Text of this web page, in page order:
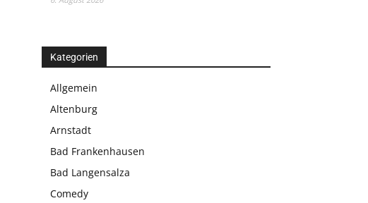
Kategorien
Allgemein
Altenburg
Arnstadt
Bad Frankenhausen
Bad Langensalza
Comedy